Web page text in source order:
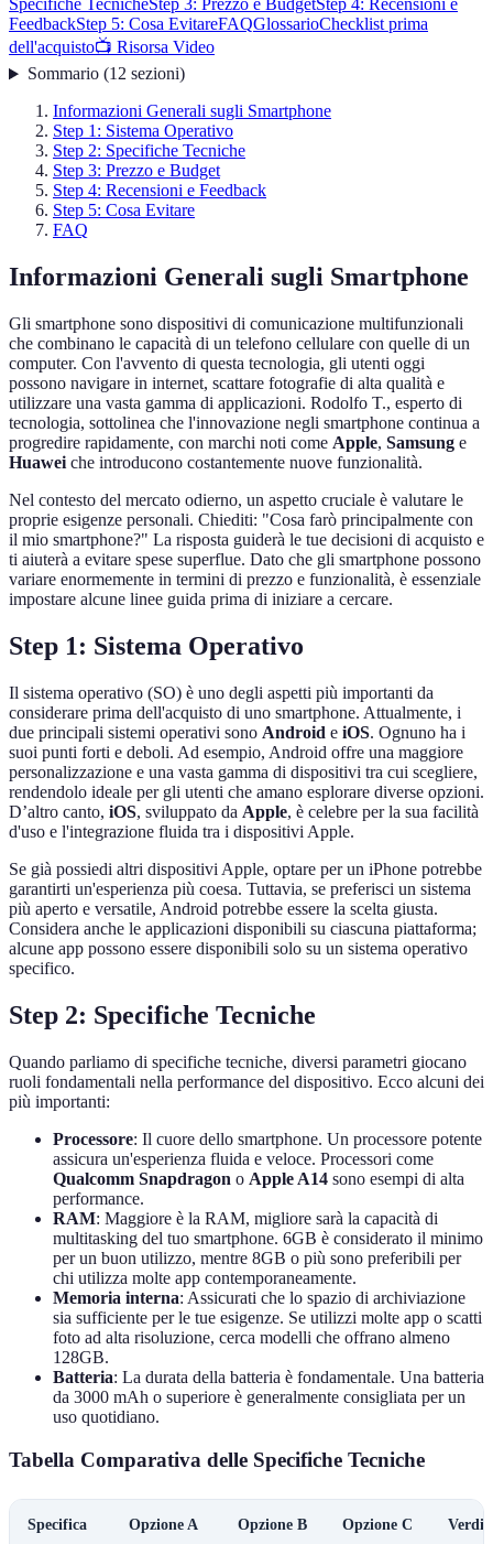
Specifiche TecnicheStep 3: Prezzo e BudgetStep 4: Recensioni e
FeedbackStep 5: Cosa EvitareFAQGlossarioChecklist prima
dell'acquisto📺 Risorsa Video
Sommario(12 sezioni)
Informazioni Generali sugli Smartphone
Step 1: Sistema Operativo
Step 2: Specifiche Tecniche
Step 3: Prezzo e Budget
Step 4: Recensioni e Feedback
Step 5: Cosa Evitare
FAQ
Informazioni Generali sugli Smartphone
Gli smartphone sono dispositivi di comunicazione multifunzionali
che combinano le capacità di un telefono cellulare con quelle di un
computer. Con l'avvento di questa tecnologia, gli utenti oggi
possono navigare in internet, scattare fotografie di alta qualità e
utilizzare una vasta gamma di applicazioni. Rodolfo T., esperto di
tecnologia, sottolinea che l'innovazione negli smartphone continua a
progredire rapidamente, con marchi noti come Apple, Samsung e
Huawei che introducono costantemente nuove funzionalità.
Nel contesto del mercato odierno, un aspetto cruciale è valutare le
proprie esigenze personali. Chiediti: "Cosa farò principalmente con
il mio smartphone?" La risposta guiderà le tue decisioni di acquisto e
ti aiuterà a evitare spese superflue. Dato che gli smartphone possono
variare enormemente in termini di prezzo e funzionalità, è essenziale
impostare alcune linee guida prima di iniziare a cercare.
Step 1: Sistema Operativo
Il sistema operativo (SO) è uno degli aspetti più importanti da
considerare prima dell'acquisto di uno smartphone. Attualmente, i
due principali sistemi operativi sono Android e iOS. Ognuno ha i
suoi punti forti e deboli. Ad esempio, Android offre una maggiore
personalizzazione e una vasta gamma di dispositivi tra cui scegliere,
rendendolo ideale per gli utenti che amano esplorare diverse opzioni.
D’altro canto, iOS, sviluppato da Apple, è celebre per la sua facilità
d'uso e l'integrazione fluida tra i dispositivi Apple.
Se già possiedi altri dispositivi Apple, optare per un iPhone potrebbe
garantirti un'esperienza più coesa. Tuttavia, se preferisci un sistema
più aperto e versatile, Android potrebbe essere la scelta giusta.
Considera anche le applicazioni disponibili su ciascuna piattaforma;
alcune app possono essere disponibili solo su un sistema operativo
specifico.
Step 2: Specifiche Tecniche
Quando parliamo di specifiche tecniche, diversi parametri giocano
ruoli fondamentali nella performance del dispositivo. Ecco alcuni dei
più importanti:
Processore: Il cuore dello smartphone. Un processore potente
assicura un'esperienza fluida e veloce. Processori come
Qualcomm Snapdragon o Apple A14 sono esempi di alta
performance.
RAM: Maggiore è la RAM, migliore sarà la capacità di
multitasking del tuo smartphone. 6GB è considerato il minimo
per un buon utilizzo, mentre 8GB o più sono preferibili per
chi utilizza molte app contemporaneamente.
Memoria interna: Assicurati che lo spazio di archiviazione
sia sufficiente per le tue esigenze. Se utilizzi molte app o scatti
foto ad alta risoluzione, cerca modelli che offrano almeno
128GB.
Batteria: La durata della batteria è fondamentale. Una batteria
da 3000 mAh o superiore è generalmente consigliata per un
uso quotidiano.
Tabella Comparativa delle Specifiche Tecniche
Specifica Opzione A Opzione B Opzione C